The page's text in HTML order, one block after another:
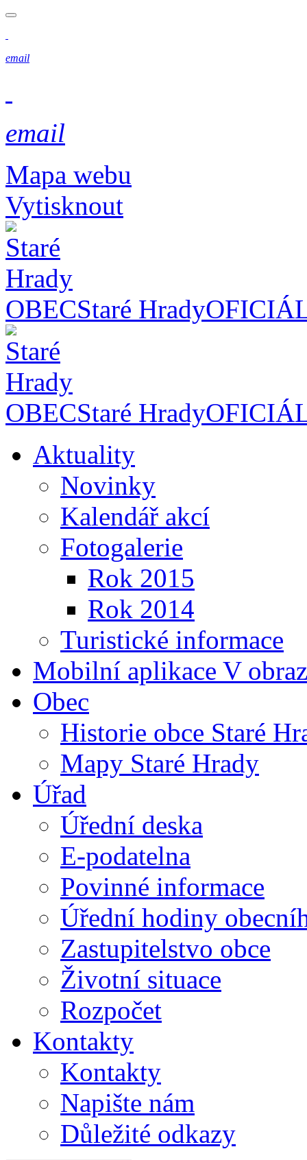
email
email
Mapa webu
Vytisknout
OBECStaré Hrady
OBECStaré Hrady
Aktuality
Novinky
Kalendář akcí
Fotogalerie
Rok 2015
Rok 2014
Turistické informace
Mobilní aplikace V
Obec
Historie obce Staré
Mapy Staré Hrady
Úřad
Úřední deska
E-podatelna
Povinné informace
Úřední hodiny
Zastupitelstvo obce
Životní situace
Rozpočet
Kontakty
Kontakty
Napište nám
Důležité odkazy